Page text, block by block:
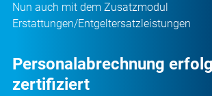
Nun auch mit dem Zusatzmodul
Erstattungen/Entgeltersatzleistungen
Personalabrechnung
zertifiziert